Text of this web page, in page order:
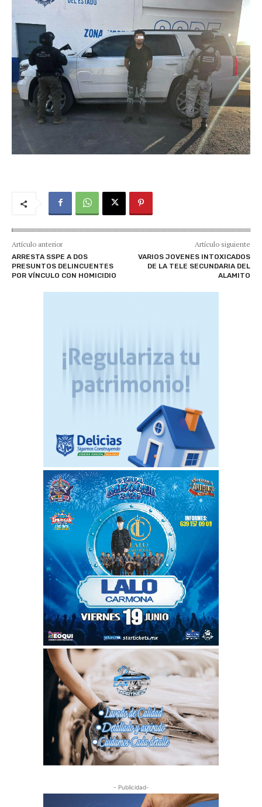
Artículo anterior
ARRESTA SSPE A DOS
PRESUNTOS DELINCUENTES
POR VÍNCULO CON HOMICIDIO
Artículo siguiente
VARIOS JOVENES INTOXICADOS
DE LA TELE SECUNDARIA DEL
ALAMITO
- Publicidad-